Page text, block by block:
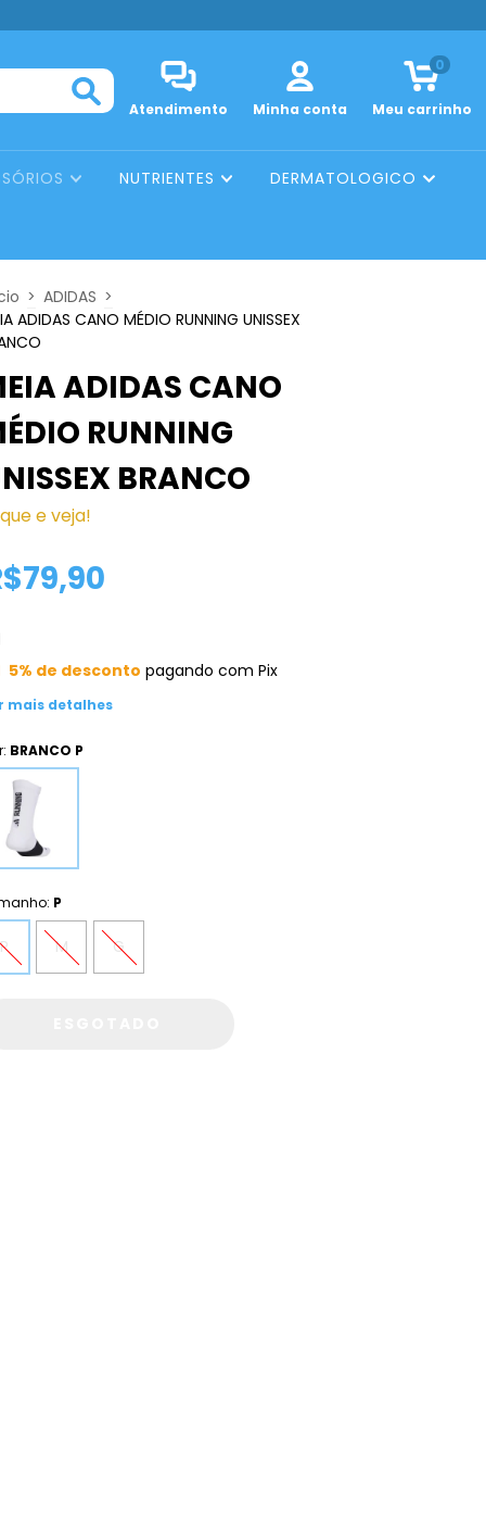
Atendimento Minha conta Meu carrinho
0
NUTRIENTES DERMATOLOGICO
> ADIDAS >
ADIDAS CANO MÉDIO RUNNING UNISSEX
ADIDAS CANO
RUNNING
BRANCO
e veja!
5% de desconto pagando com Pix
mais detalhes
BRANCO P
P
P M G